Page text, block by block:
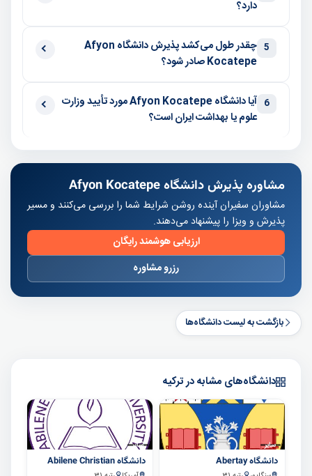
دارد؟
5
چقدر طول می‌کشد پذیرش دانشگاه Afyon
Kocatepe صادر شود؟
6
آیا دانشگاه Afyon Kocatepe مورد تأیید وزارت
علوم یا بهداشت ایران است؟
مشاوره پذیرش دانشگاه Afyon Kocatepe
مشاوران سفیران آینده روشن شرایط شما را بررسی می‌کنند و مسیر
پذیرش و ویزا را پیشنهاد می‌دهند.
ارزیابی هوشمند رایگان
رزرو مشاوره
بازگشت به لیست دانشگاه‌ها
دانشگاه‌های مشابه در ترکیه
سایر
دانشگاه Abertay
سایر
دانشگاه Abilene Christian